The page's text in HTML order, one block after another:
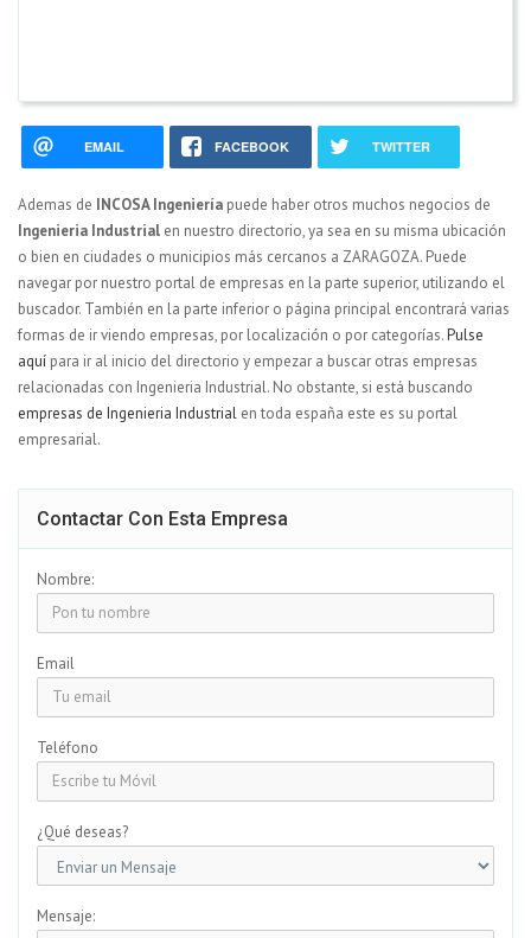
EMAIL FACEBOOK TWITTER
Ademas de INCOSA Ingeniería puede haber otros muchos negocios de
Ingenieria Industrial en nuestro directorio, ya sea en su misma ubicación
o bien en ciudades o municipios más cercanos a ZARAGOZA. Puede
navegar por nuestro portal de empresas en la parte superior, utilizando el
buscador. También en la parte inferior o página principal encontrará varias
formas de ir viendo empresas, por localización o por categorías.Pulse
aquí para ir al inicio del directorio y empezar a buscar otras empresas
relacionadas con Ingenieria Industrial. No obstante, si está buscando
empresas de Ingenieria Industrial en toda españa este es su portal
empresarial.
Contactar Con Esta Empresa
Nombre:
Email
Teléfono
¿Qué deseas?
Mensaje: